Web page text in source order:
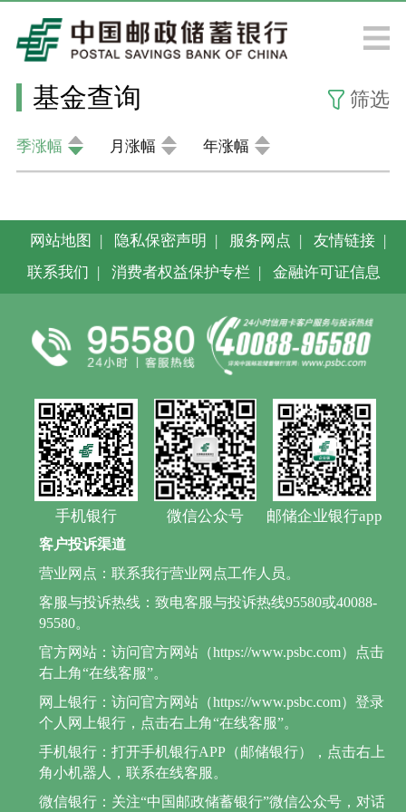
基金查询 筛选
季涨幅 月涨幅 年涨幅
网站地图 隐私保密声明 服务网点 友情链接
联系我们
消费者权益保护专栏 金融许可证信息
手机银行 微信公众号 邮储企业银行app
客户投诉渠道
营业网点：联系我行营业网点工作人员。
客服与投诉热线：致电客服与投诉热线95580或40088-
95580。
官方网站：访问官方网站（https://www.psbc.com）点击
右上角“在线客服”。
网上银行：访问官方网站（https://www.psbc.com）登录
个人网上银行，点击右上角“在线客服”。
手机银行：打开手机银行APP（邮储银行），点击右上
角小机器人，联系在线客服。
微信银行：关注“中国邮政储蓄银行”微信公众号，对话